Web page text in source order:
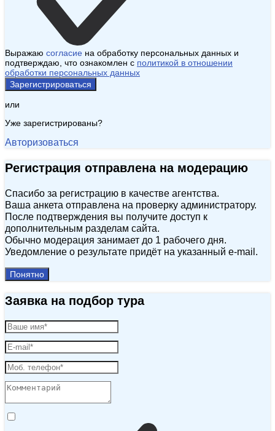
Выражаю согласие на обработку персональных данных и
подтверждаю, что ознакомлен с политикой в отношении
обработки персональных данных
Зарегистрироваться
или
Уже зарегистрированы?
Авторизоваться
Регистрация отправлена на модерацию
Спасибо за регистрацию в качестве агентства.
Ваша анкета отправлена на проверку администратору.
После подтверждения вы получите доступ к
дополнительным разделам сайта.
Обычно модерация занимает до 1 рабочего дня.
Уведомление о результате придёт на указанный e‑mail.
Понятно
Заявка на подбор тура